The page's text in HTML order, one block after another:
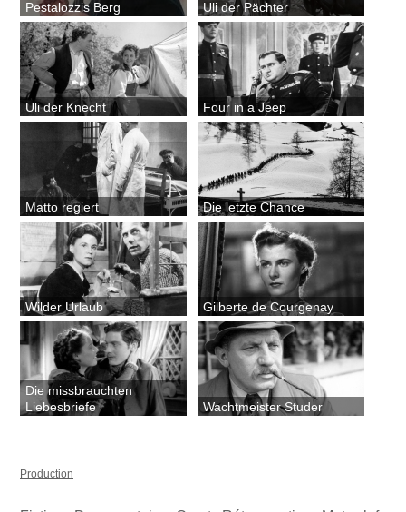
Pestalozzis Berg Uli der Pächter
Uli der Knecht Four in a Jeep
Matto regiert Die letzte Chance
Wilder Urlaub Gilberte de Courgenay
Die missbrauchten
Liebesbriefe
Wachtmeister Studer
Production